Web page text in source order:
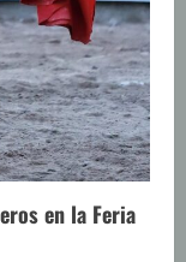
en la Feria